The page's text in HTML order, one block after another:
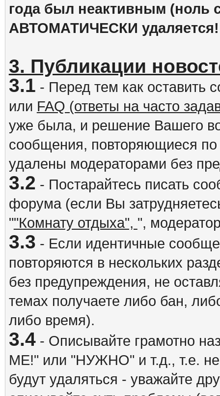
года был неактивным (ноль
АВТОМАТИЧЕСКИ удаляется!
3. Публикации
3.1 - Перед тем как оставить
или FAQ (ответы на часто
уже была, и решение Вашего
сообщения, повторяющиеся
удалены модераторами без
3.2 - Постарайтесь писать
форума (если Вы
""Комнату отдыха", ",
3.3 - Если идентичные
повторяются в нескольких
без предупреждения, не
темах получаете либо бан,
либо время).
3.4- Описывайте грамотно
ME!" или "НУЖНО" и т.д., т.е.
будут удаляться - уважайте